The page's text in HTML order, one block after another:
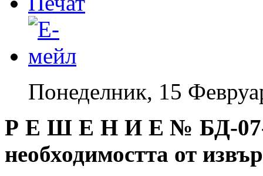
Понеделник, 15
Р Е Ш Е Н И Е № БД-
необходимостта от